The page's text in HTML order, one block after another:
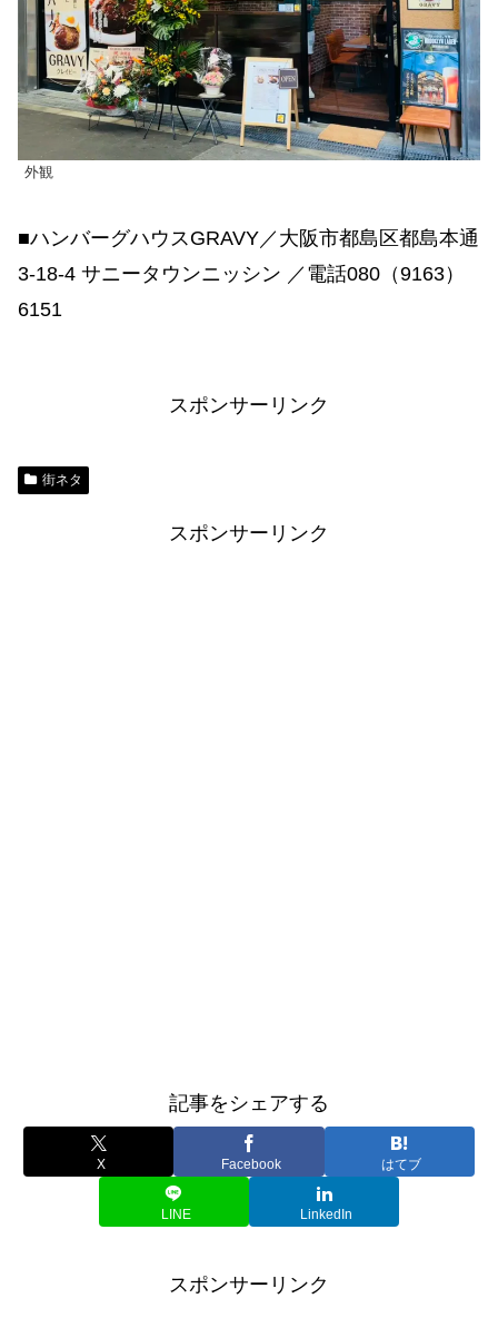
外観
■ハンバーグハウスGRAVY／大阪市都島区都島本通
3-18-4 サニータウンニッシン ／電話080（9163）
6151
スポンサーリンク
街ネタ
スポンサーリンク
記事をシェアする
X Facebook はてブ
LINE LinkedIn
スポンサーリンク